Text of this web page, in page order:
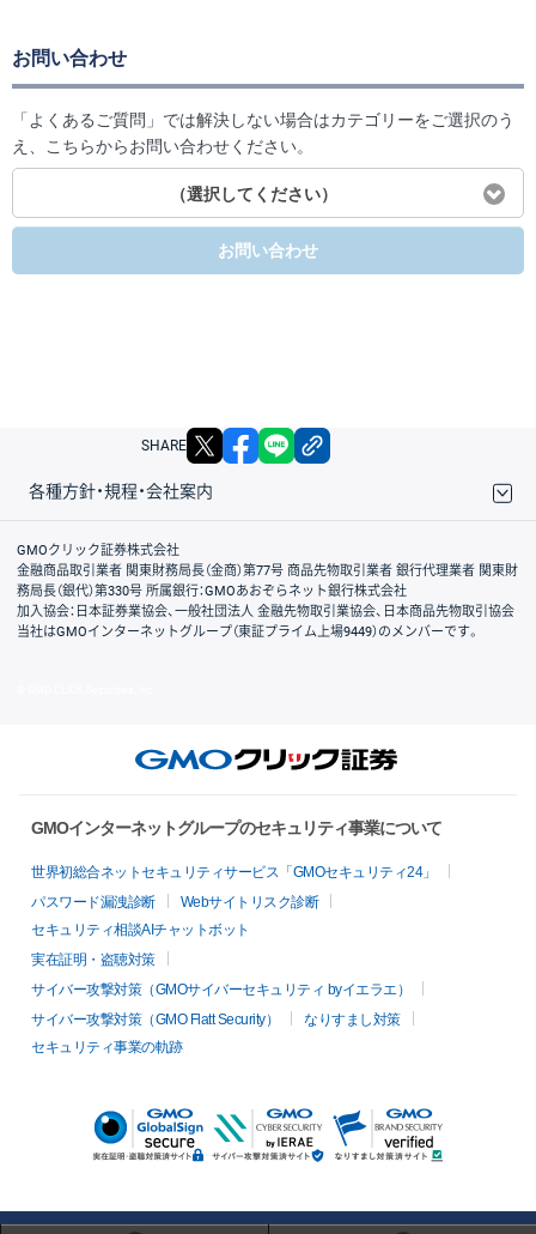
お問い合わせ
「よくあるご質問」では解決しない場合はカテゴリーをご選択のう
え、こちらからお問い合わせください。
（選択してください）
お問い合わせ
SHARE X facebook
各種方針・規程・会社案内
取引規程・約款
サイトマップ
その他のご案内
個人情報保護方針
最良執行方針
サイトのご利用について
ディスクレイマー
信託保全
リスク説明
会社案内
GMOクリック証券株式会社
金融商品取引業者 関東財務局長（金商）第77号 商品先物取引業者 銀行代理業者 関東財
務局長（銀代）第330号 所属銀行：GMOあおぞらネット銀行株式会社
加入協会：日本証券業協会、一般社団法人 金融先物取引業協会、日本商品先物取引協会
当社はGMOインターネットグループ（東証プライム上場9449）のメンバーです。
GMOインターネットグループのセキュリティ事業について
世界初総合ネットセキュリティサービス「GMOセキュリティ24」
パスワード漏洩診断
Webサイトリスク診断
セキュリティ相談AIチャットボット
実在証明・盗聴対策
サイバー攻撃対策（GMOサイバーセキュリティ byイエラエ）
サイバー攻撃対策（GMO Flatt Security）
なりすまし対策
セキュリティ事業の軌跡